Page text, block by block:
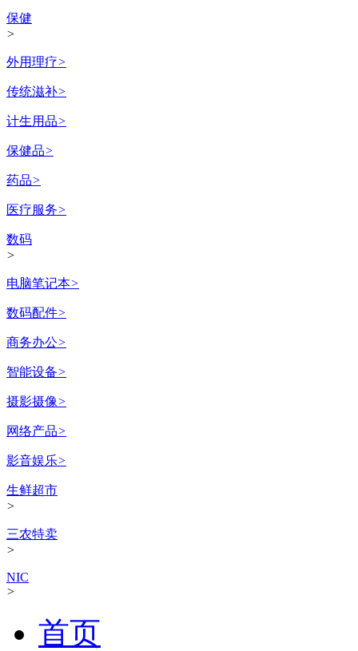
保健
>
外用理疗>
传统滋补>
计生用品>
保健品>
药品>
医疗服务>
数码
>
电脑笔记本>
数码配件>
商务办公>
智能设备>
摄影摄像>
网络产品>
影音娱乐>
生鲜超市
>
三农特卖
>
NIC
>
首页